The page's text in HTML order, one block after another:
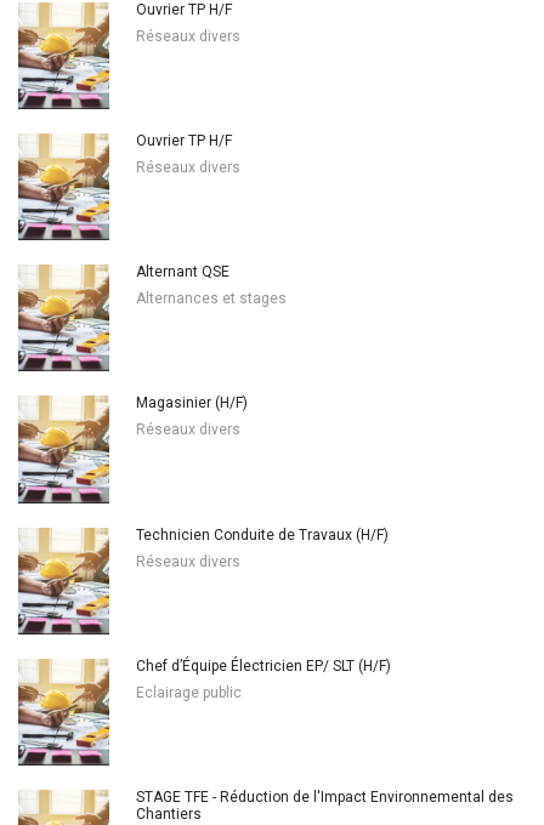
Ouvrier TP H/F
Réseaux divers
Ouvrier TP H/F
Réseaux divers
Alternant QSE
Alternances et stages
Magasinier (H/F)
Réseaux divers
Technicien Conduite de Travaux (H/F)
Réseaux divers
Chef d’Équipe Électricien EP/ SLT (H/F)
Eclairage public
STAGE TFE - Réduction de l'Impact Environnemental des
Chantiers